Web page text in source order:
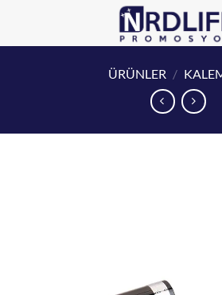
ÜRÜNLER /